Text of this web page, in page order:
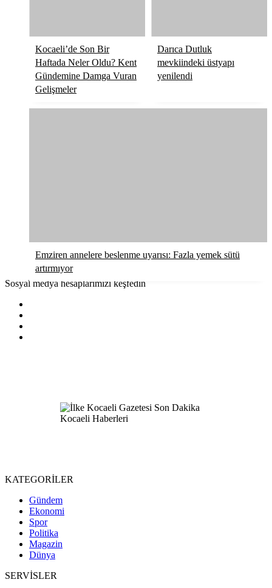
Kocaeli’de Son Bir
Haftada Neler Oldu? Kent
Gündemine Damga Vuran
Gelişmeler
Darıca Dutluk
mevkiindeki üstyapı
yenilendi
Emziren annelere beslenme uyarısı: Fazla yemek sütü
artırmıyor
Sosyal medya hesaplarımızı keşfedin
KATEGORİLER
Gündem
Ekonomi
Spor
Politika
Magazin
Dünya
SERVİSLER